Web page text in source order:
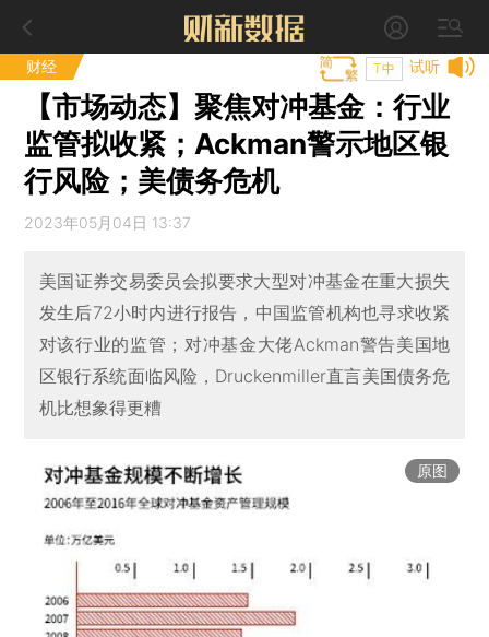
财经 试听
T中
【市场动态】聚焦对冲基金：行业
监管拟收紧；Ackman警示地区银
行风险；美债务危机
2023年05月04日 13:37
美国证券交易委员会拟要求大型对冲基金在重大损失
发生后72小时内进行报告，中国监管机构也寻求收紧
对该行业的监管；对冲基金大佬Ackman警告美国地
区银行系统面临风险，Druckenmiller直言美国债务危
机比想象得更糟
原图